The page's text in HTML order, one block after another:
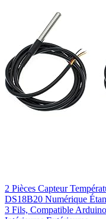
2 Pièces Capteur
DS18B20 Numérique
3 Fils, Compatible